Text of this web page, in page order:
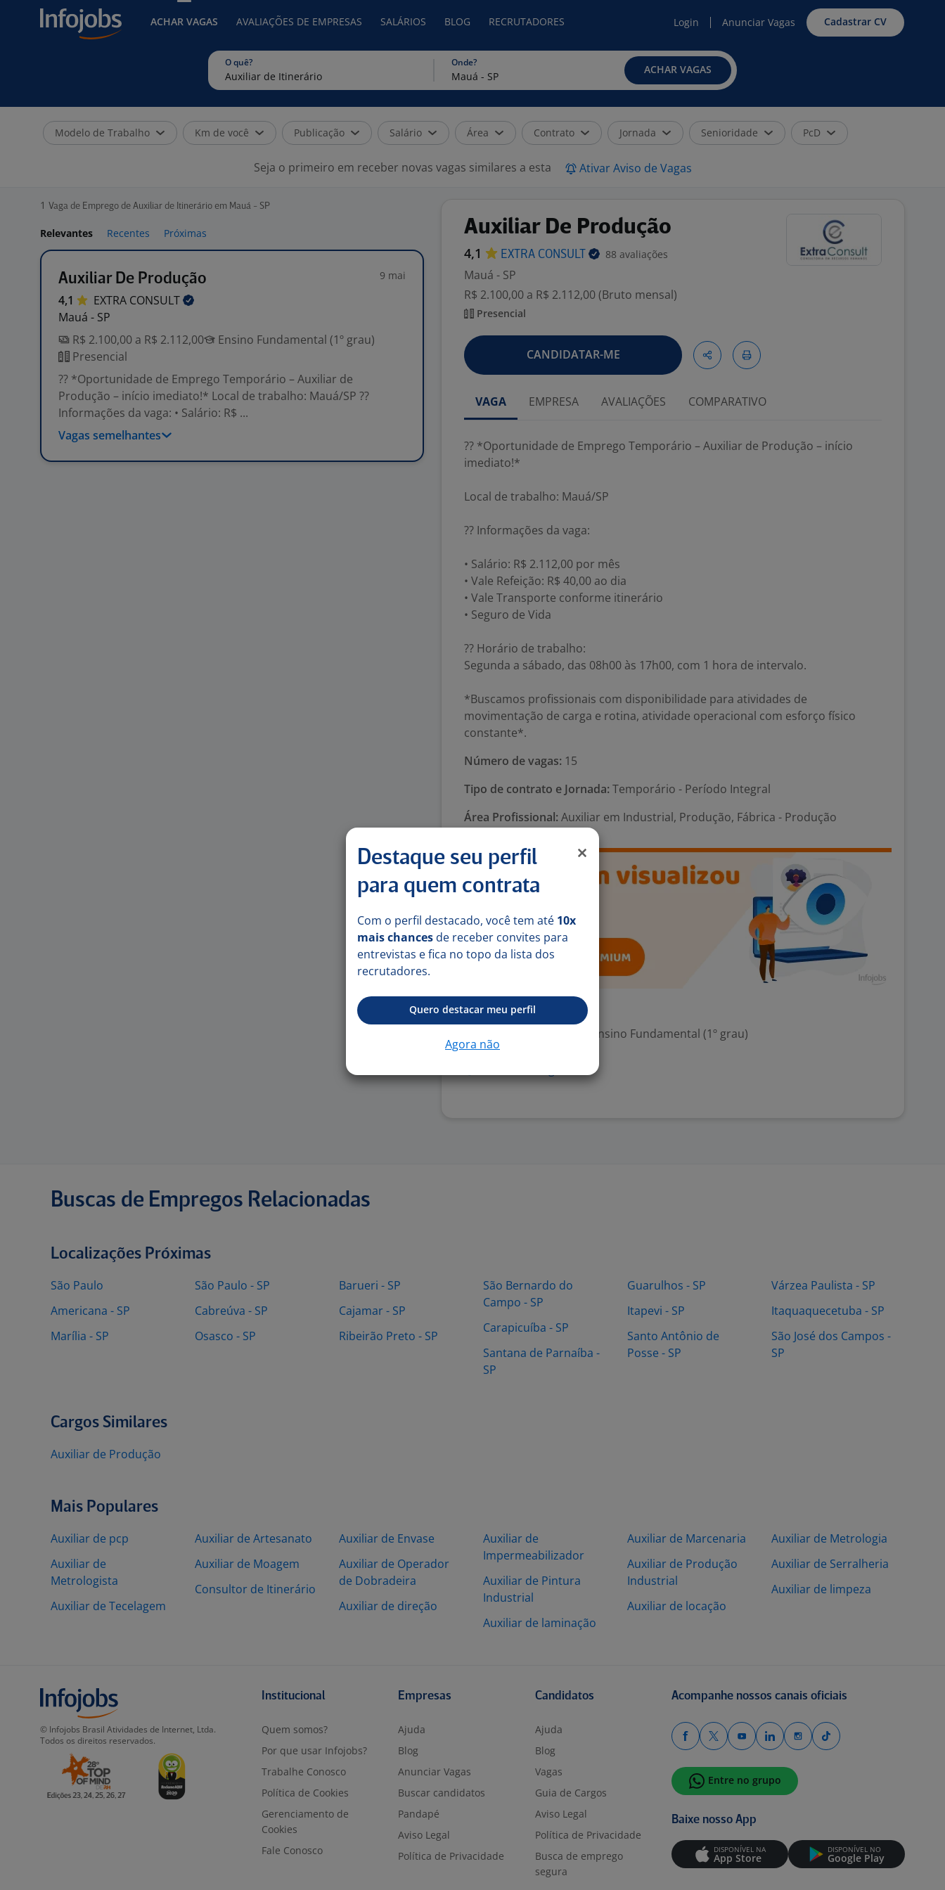
ACHAR VAGAS AVALIAÇÕES DE EMPRESAS SALÁRIOS BLOG RECRUTADORES Login Anunciar Vagas Cadastrar CV
O quê? Onde?
ACHAR VAGAS
Modelo de Trabalho Km de você Publicação Salário Área Contrato Jornada Senioridade PcD
Seja o primeiro em receber novas vagas similares a esta Ativar Aviso de Vagas
1 Vaga de Emprego de Auxiliar de Itinerário em Mauá - SP
Relevantes Recentes Próximas
Auxiliar De Produção 9 mai
4,1 EXTRA CONSULT
Mauá - SP
R$ 2.100,00 a R$ 2.112,00
Ensino Fundamental (1º grau)
Presencial
?? *Oportunidade de Emprego Temporário – Auxiliar de
Produção – início imediato!* Local de trabalho: Mauá/SP ??
Informações da vaga: • Salário: R$ ...
Vagas semelhantes
Auxiliar De Produção
4,1 EXTRA CONSULT 88 avaliações
Mauá - SP
R$ 2.100,00 a R$ 2.112,00 (Bruto mensal)
Presencial
CANDIDATAR-ME
VAGA EMPRESA AVALIAÇÕES COMPARATIVO
?? *Oportunidade de Emprego Temporário – Auxiliar de Produção – início
imediato!*
Local de trabalho: Mauá/SP
?? Informações da vaga:
• Salário: R$ 2.112,00 por mês
• Vale Refeição: R$ 40,00 ao dia
• Vale Transporte conforme itinerário
• Seguro de Vida
?? Horário de trabalho:
Segunda a sábado, das 08h00 às 17h00, com 1 hora de intervalo.
*Buscamos profissionais com disponibilidade para atividades de
movimentação de carga e rotina, atividade operacional com esforço físico
constante*.
Número de vagas: 15
Tipo de contrato e Jornada: Temporário - Período Integral
Área Profissional: Auxiliar em Industrial, Produção, Fábrica - Produção
Exigências
Escolaridade Mínima: Ensino Fundamental (1º grau)
Buscas de Empregos Relacionadas
Localizações Próximas
São Paulo
Americana - SP
Marília - SP
São Paulo - SP
Cabreúva - SP
Osasco - SP
Barueri - SP
Cajamar - SP
Ribeirão Preto - SP
São Bernardo do
Campo - SP
Carapicuíba - SP
Santana de Parnaíba -
SP
Guarulhos - SP
Itapevi - SP
Santo Antônio de
Posse - SP
Várzea Paulista - SP
Itaquaquecetuba - SP
São José dos Campos -
SP
Cargos Similares
Auxiliar de Produção
Mais Populares
Auxiliar de pcp
Auxiliar de
Metrologista
Auxiliar de Tecelagem
Auxiliar de Artesanato
Auxiliar de Moagem
Consultor de Itinerário
Auxiliar de Envase
Auxiliar de Operador
de Dobradeira
Auxiliar de direção
Auxiliar de
Impermeabilizador
Auxiliar de Pintura
Industrial
Auxiliar de laminação
Auxiliar de Marcenaria
Auxiliar de Produção
Industrial
Auxiliar de locação
Auxiliar de Metrologia
Auxiliar de Serralheria
Auxiliar de limpeza
Destaque seu perfil
para quem contrata
Com o perfil destacado, você tem até 10x
mais chances de receber convites para
entrevistas e fica no topo da lista dos
recrutadores.
Quero destacar meu perfil
Agora não
© Infojobs Brasil Atividades de Internet, Ltda.
Todos os direitos reservados.
Institucional
Quem somos?
Por que usar Infojobs?
Trabalhe Conosco
Política de Cookies
Gerenciamento de
Cookies
Fale Conosco
Empresas
Ajuda
Blog
Anunciar Vagas
Buscar candidatos
Pandapé
Aviso Legal
Política de Privacidade
Candidatos
Ajuda
Blog
Vagas
Guia de Cargos
Aviso Legal
Política de Privacidade
Busca de emprego
segura
Acompanhe nossos canais oficiais
Entre no grupo
Baixe nosso App
DISPONÍVEL NA
App Store
DISPONÍVEL NO
Google Play